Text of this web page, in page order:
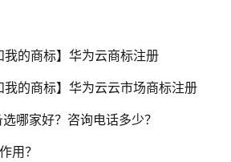
我的商标】华为云商标注册
我的商标】华为云云市场商标注册
哪家好？咨询电话多少？
用？